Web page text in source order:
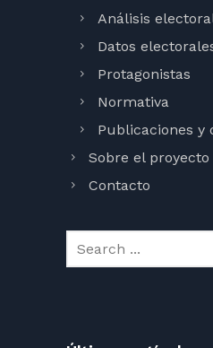
Análisis
Datos
Protagonistas
Normativa
Publicaciones y
Sobre el proyecto
Contacto